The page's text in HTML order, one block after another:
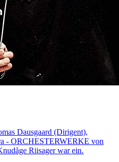
Dausgaard (Dirigent),
- ORCHESTERWERKE von
Riisager war ein.